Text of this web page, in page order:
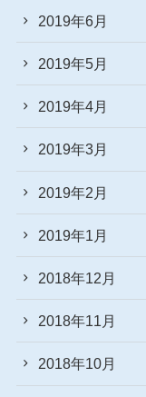
2019年6月
2019年5月
2019年4月
2019年3月
2019年2月
2019年1月
2018年12月
2018年11月
2018年10月